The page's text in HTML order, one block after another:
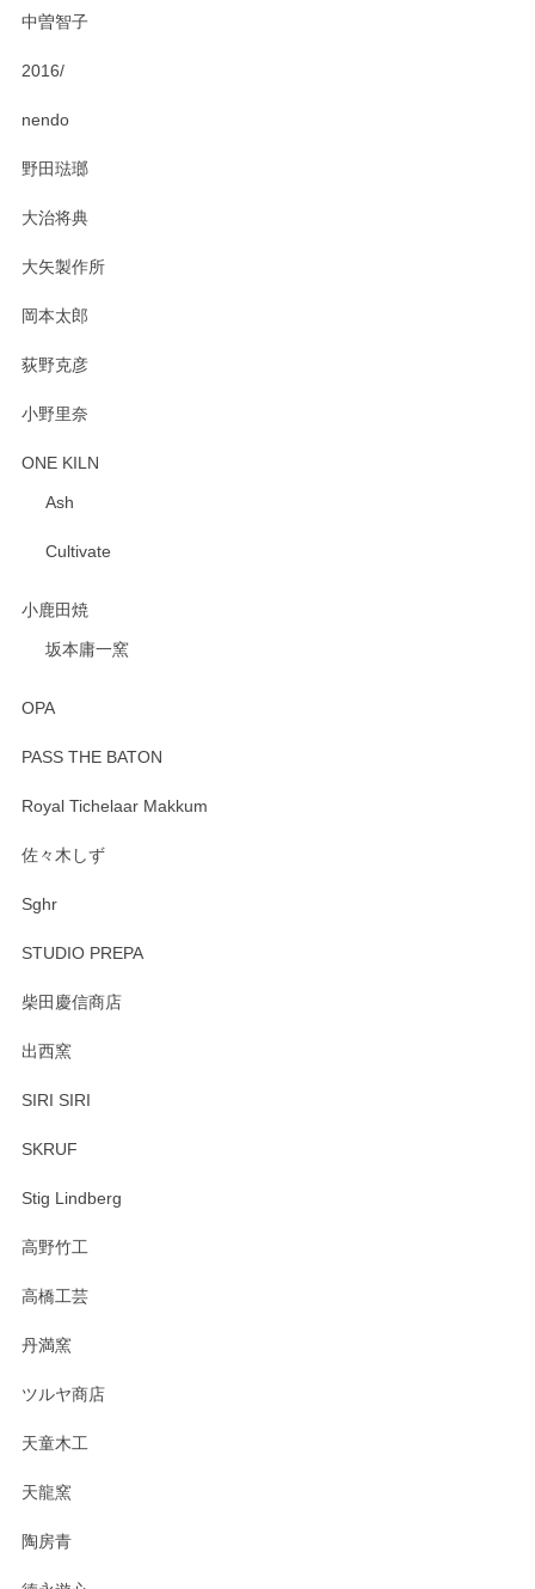
中曽智子
2016/
nendo
野田琺瑯
大治将典
大矢製作所
岡本太郎
荻野克彦
小野里奈
ONE KILN
Ash
Cultivate
小鹿田焼
坂本庸一窯
OPA
PASS THE BATON
Royal Tichelaar Makkum
佐々木しず
Sghr
STUDIO PREPA
柴田慶信商店
出西窯
SIRI SIRI
SKRUF
Stig Lindberg
高野竹工
高橋工芸
丹満窯
ツルヤ商店
天童木工
天龍窯
陶房青